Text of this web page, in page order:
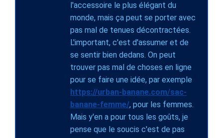
l'accessoire le plus élégant du
monde, mais ça peut se porter avec
pas mal de tenues décontractées.
L'important, c'est d'assumer et de
se sentir bien dedans. On peut
trouver pas mal de choses en ligne
pour se faire une idée, par exemple
https://urban-banane.com/sac-
banane-femme/, pour les femmes.
Mais y'en a pour tous les goûts, je
pense que le soucis c'est de pas